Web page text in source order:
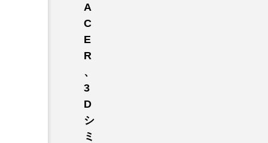
A
C
E
R
、
3
D
シ
ミ